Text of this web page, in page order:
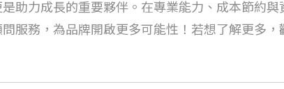
助力成長的重要夥伴。在專業能力、成本節約
服務，為品牌開啟更多可能性！若想了解更多